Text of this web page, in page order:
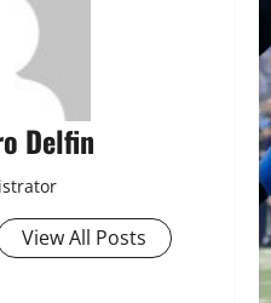
Delfin
View All Posts